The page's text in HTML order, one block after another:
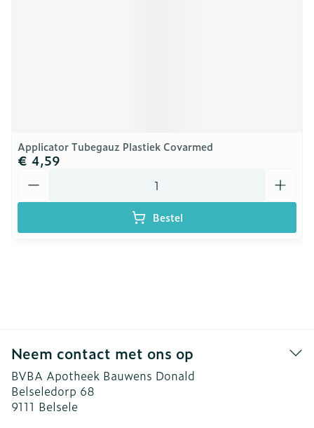
Applicator Tubegauz Plastiek Covarmed
€ 4,59
Bestel
Neem contact met ons op
BVBA Apotheek Bauwens Donald
Belseledorp 68
9111 Belsele